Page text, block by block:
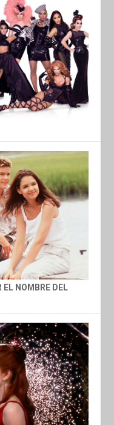
EL NOMBRE DEL